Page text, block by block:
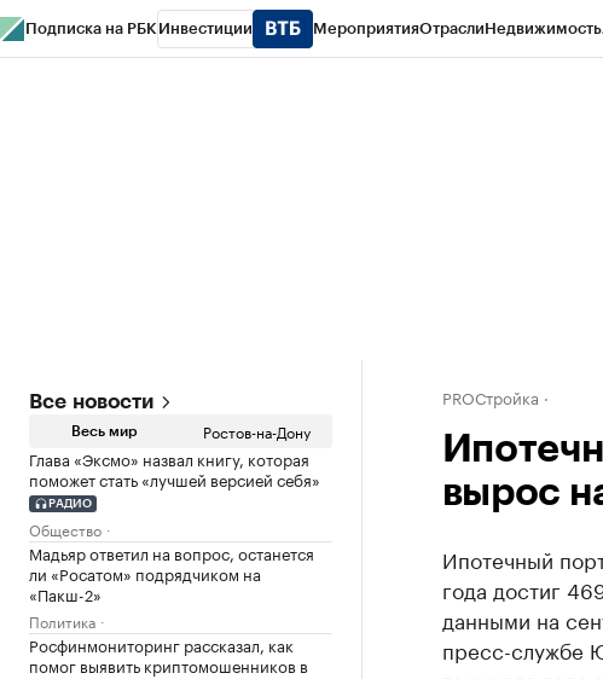
Подписка на РБК Инвестиции МероприятияОтраслиНедвижимость
Все новости
Весь мир Ростов-на-Дону
Глава «Эксмо» назвал книгу, которая
поможет стать «лучшей версией себя»
РАДИО
Общество
Мадьяр ответил на вопрос, останется
ли «Росатом» подрядчиком на
«Пакш-2»
Политика
Росфинмониторинг рассказал, как
помог выявить криптомошенников в
PROСтройка
вырос
Ипотечный
года достиг
данными на
пресс-службе